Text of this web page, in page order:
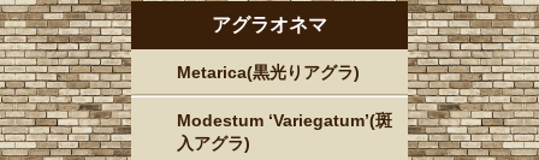
アグラオネマ
Metarica(黒光りアグラ)
Modestum ‘Variegatum’(斑
入アグラ)